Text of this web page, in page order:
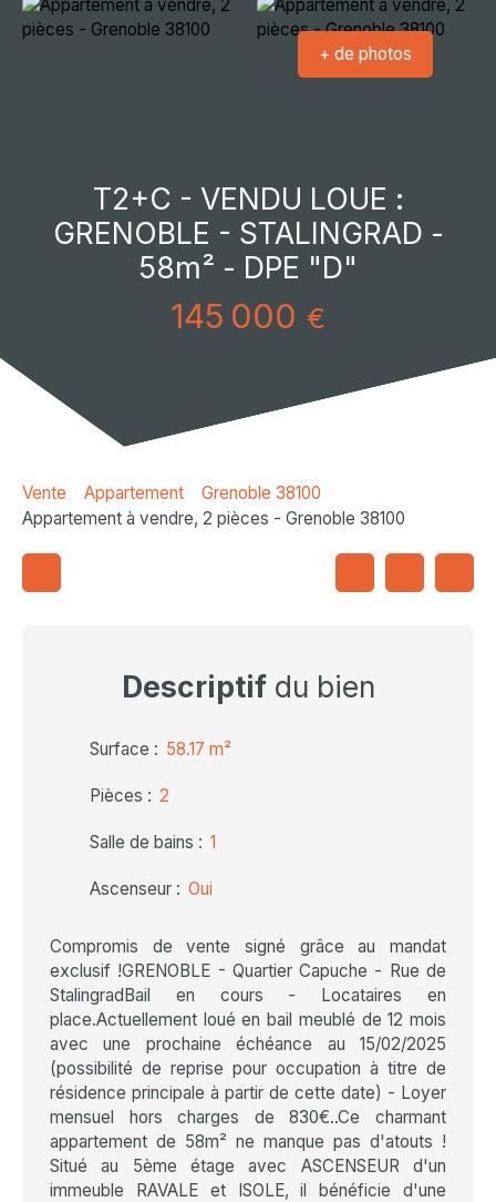
+ de photos
T2+C - VENDU LOUE :
GRENOBLE - STALINGRAD -
58m² - DPE "D"
145 000 €
Vente Appartement
Grenoble 38100
Appartement à vendre, 2 pièces - Grenoble 38100
Descriptifdu bien
Surface : 58.17 m²
Pièces : 2
Salle de bains : 1
Ascenseur : Oui
Compromis de vente signé grâce au mandat
exclusif !GRENOBLE - Quartier Capuche - Rue de
StalingradBail en cours - Locataires en
place.Actuellement loué en bail meublé de 12 mois
avec une prochaine échéance au 15/02/2025
(possibilité de reprise pour occupation à titre de
résidence principale à partir de cette date) - Loyer
mensuel hors charges de 830€..Ce charmant
appartement de 58m² ne manque pas d'atouts !
Situé au 5ème étage avec ASCENSEUR d'un
immeuble RAVALE et ISOLE, il bénéficie d'une